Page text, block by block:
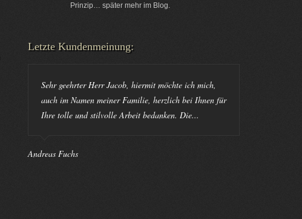
Prinzip… später mehr im Blog.
Letzte Kundenmeinung:
Sehr geehrter Herr Jacob, hiermit möchte ich mich,
auch im Namen meiner Familie, herzlich bei Ihnen für
Ihre tolle und stilvolle Arbeit bedanken. Die...
Andreas Fuchs